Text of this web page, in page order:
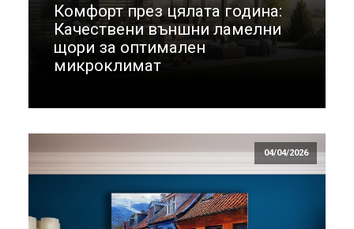
Комфорт през цялата година:
Качествени външни ламелни
щори за оптимален
микроклимат
04/04/2026